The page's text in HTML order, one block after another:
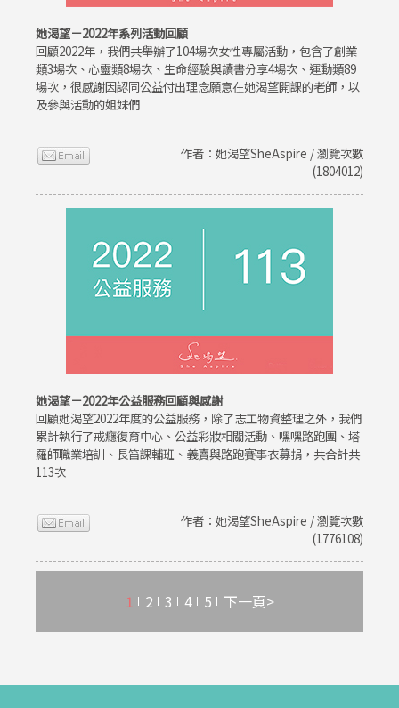
她渴望－2022年系列活動回顧
回顧2022年，我們共舉辦了104場次女性專屬活動，包含了創業
類3場次、心靈類8場次、生命經驗與讀書分享4場次、運動類89
場次，很感謝因認同公益付出理念願意在她渴望開課的老師，以
及參與活動的姐妹們
作者：她渴望SheAspire / 瀏覽次數
(1804012)
她渴望－2022年公益服務回顧與感謝
回顧她渴望2022年度的公益服務，除了志工物資整理之外，我們
累計執行了戒癮復育中心、公益彩妝相關活動、嘿嘿路跑團、塔
羅師職業培訓、長笛課輔班、義賣與路跑賽事衣募捐，共合計共
113次
作者：她渴望SheAspire / 瀏覽次數
(1776108)
1 2 3 4 5 下一頁>